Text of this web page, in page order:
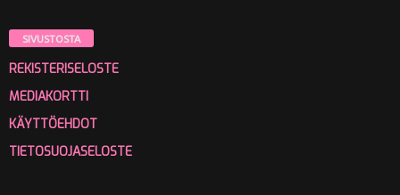
SIVUSTOSTA
REKISTERISELOSTE
MEDIAKORTTI
KÄYTTÖEHDOT
TIETOSUOJASELOSTE